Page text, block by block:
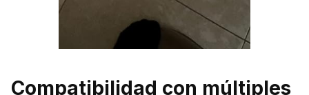
Compatibilidad con múltiples